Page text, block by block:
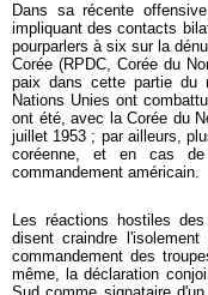
Dans sa récente
impliquant des contacts
pourparlers à six sur la
Corée (RPDC, Corée du
paix dans cette partie du
Nations Unies ont
ont été, avec la Corée du
juillet 1953 ; par ailleurs,
coréenne, et en cas de
commandement américain.
Les réactions hostiles
disent craindre
commandement des
même, la déclaration